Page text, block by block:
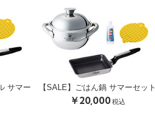
サマー
【SALE】ごはん鍋 サマーセット
￥20,000税込